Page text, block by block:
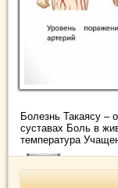
Болезнь Такаясу –
суставах Боль в
температура